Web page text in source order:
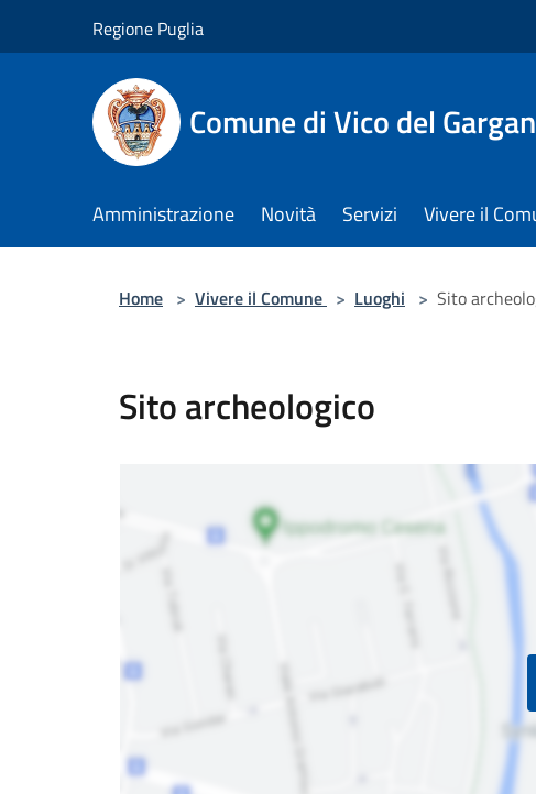
Regione Puglia
Comune di Vico del
Amministrazione Novità Servizi Vivere il
Home > Vivere il Comune > Luoghi > Sito
Sito archeologico